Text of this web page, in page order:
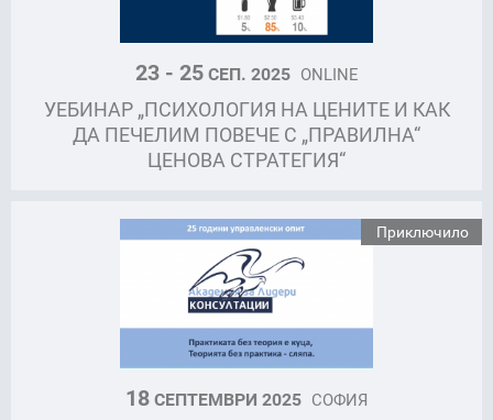
23 - 25СЕП. 2025 ONLINE
УЕБИНАР „ПСИХОЛОГИЯ НА ЦЕНИТЕ И КАК
ДА ПЕЧЕЛИМ ПОВЕЧЕ С „ПРАВИЛНА“
ЦЕНОВА СТРАТЕГИЯ“
Приключило
18СЕПТЕМВРИ 2025 СОФИЯ